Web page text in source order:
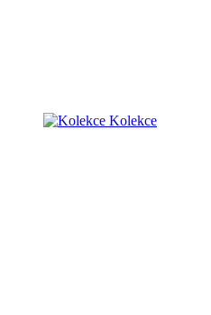
Kolekce